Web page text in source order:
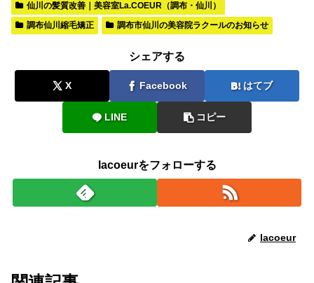
仙川の髪質改善｜美容室La.COEUR（調布・仙川）
調布仙川縮毛矯正
調布市仙川の美容院ラクールのお知らせ
シェアする
X Facebook はてブ
LINE コピー
lacoeurをフォローする
lacoeur